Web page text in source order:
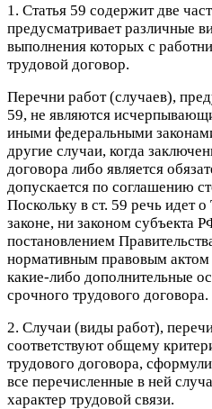
1. Статья 59 содержит две
предусматривает различные
выполнения которых с
трудовой договор.
Перечни работ (случаев),
59, не являются
иными федеральными
другие случаи, когда
договора либо является
допускается по соглашению
Поскольку в ст. 59 речь идет
законе, ни законом субъекта
постановлением
нормативным правовым актом
какие-либо дополнительные
срочного трудового договора.
2. Случаи (виды работ),
соответствуют общему
трудового договора,
все перечисленные в ней
характер трудовой связи.